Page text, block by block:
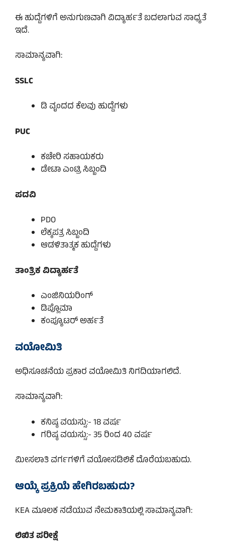
ಈ ಹುದ್ದೆಗಳಿಗೆ ಅನುಗುಣವಾಗಿ ವಿದ್ಯಾರ್ಹತೆ ಬದಲಾಗುವ ಸಾಧ್ಯತೆ
ಇದೆ.
ಸಾಮಾನ್ಯವಾಗಿ:
SSLC
ಡಿ ವೃಂದದ ಕೆಲವು ಹುದ್ದೆಗಳು
PUC
ಕಚೇರಿ ಸಹಾಯಕರು
ಡೇಟಾ ಎಂಟ್ರಿ ಸಿಬ್ಬಂದಿ
ಪದವಿ
PDO
ಲೆಕ್ಕಪತ್ರ ಸಿಬ್ಬಂದಿ
ಆಡಳಿತಾತ್ಮಕ ಹುದ್ದೆಗಳು
ತಾಂತ್ರಿಕ ವಿದ್ಯಾರ್ಹತೆ
ಎಂಜಿನಿಯರಿಂಗ್
ಡಿಪ್ಲೊಮಾ
ಕಂಪ್ಯೂಟರ್ ಅರ್ಹತೆ
ವಯೋಮಿತಿ
ಅಧಿಸೂಚನೆಯ ಪ್ರಕಾರ ವಯೋಮಿತಿ ನಿಗದಿಯಾಗಲಿದೆ.
ಸಾಮಾನ್ಯವಾಗಿ:
ಕನಿಷ್ಠ ವಯಸ್ಸು:- 18 ವರ್ಷ
ಗರಿಷ್ಠ ವಯಸ್ಸು:- 35 ರಿಂದ 40 ವರ್ಷ
ಮೀಸಲಾತಿ ವರ್ಗಗಳಿಗೆ ವಯೋಸಡಿಲಿಕೆ ದೊರೆಯಬಹುದು.
ಆಯ್ಕೆ ಪ್ರಕ್ರಿಯೆ ಹೇಗಿರಬಹುದು?
KEA ಮೂಲಕ ನಡೆಯುವ ನೇಮಕಾತಿಯಲ್ಲಿ ಸಾಮಾನ್ಯವಾಗಿ:
ಲಿಖಿತ ಪರೀಕ್ಷೆ